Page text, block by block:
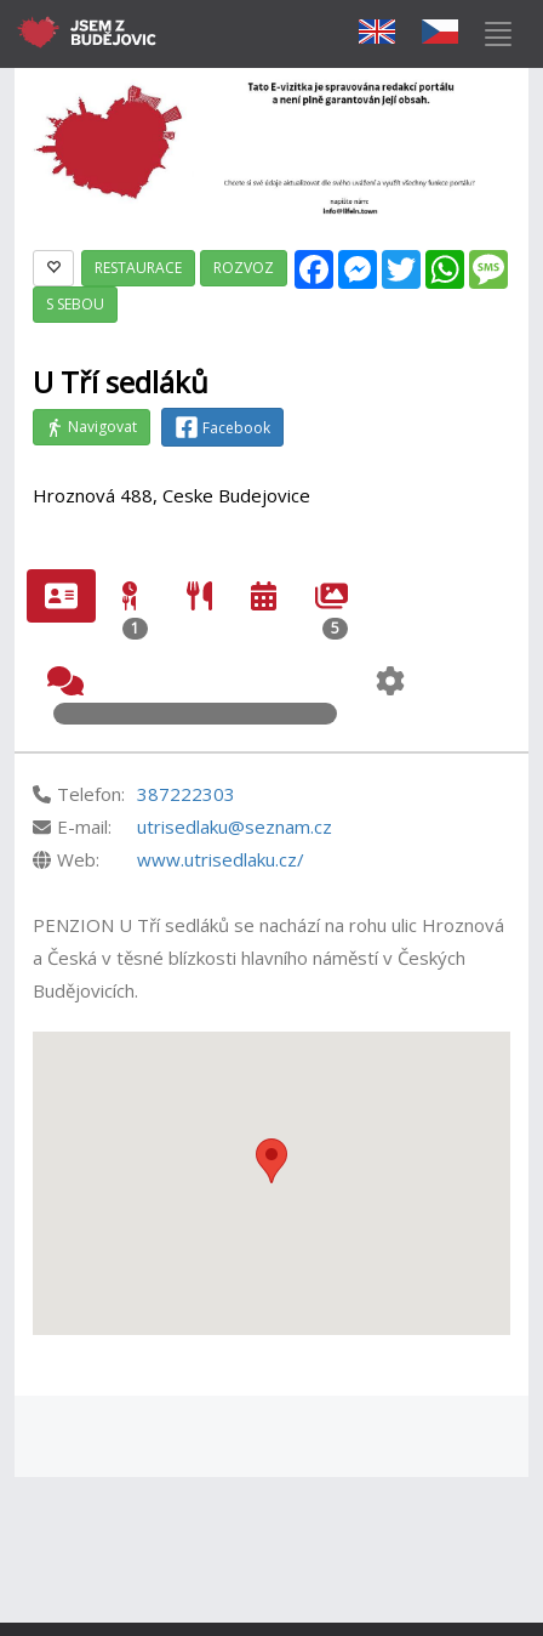
FacebookMessenger
Twitter
RESTAURACE
ROZVOZ
S SEBOU
U Tří sedláků
Navigovat Facebook
Hroznová 488, Ceske Budejovice
1 5
Telefon: 387222303
E-mail:
utrisedlaku@seznam.cz
Web:
www.utrisedlaku.cz/
PENZION U Tří sedláků se nachází na rohu ulic Hroznová
a Česká v těsné blízkosti hlavního náměstí v Českých
Budějovicích.